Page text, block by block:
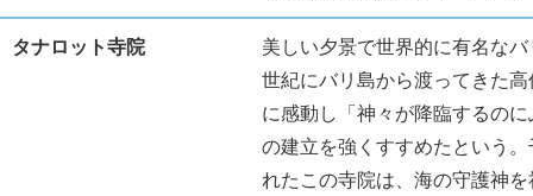
タナロット寺院
美しい夕景で世界的に有名な
世紀にバリ島から渡ってきた
に感動し「神々が降臨するの
の建立を強くすすめたという
れたこの寺院は、海の守護神